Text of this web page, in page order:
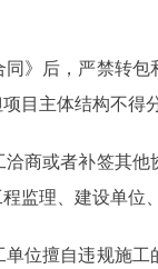
后，严禁转包
目主体结构不得
或者补签其他
监理、建设单位
擅自违规施工